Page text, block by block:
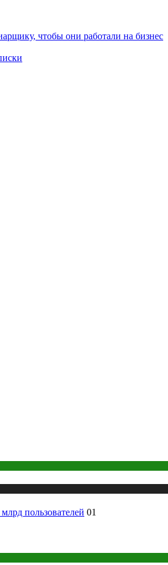
чтобы они работали на бизнес
пользователей 01